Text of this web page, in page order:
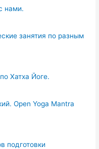
нами.
занятия по разным
Хатха Йоге.
Open Yoga Mantra
подготовки